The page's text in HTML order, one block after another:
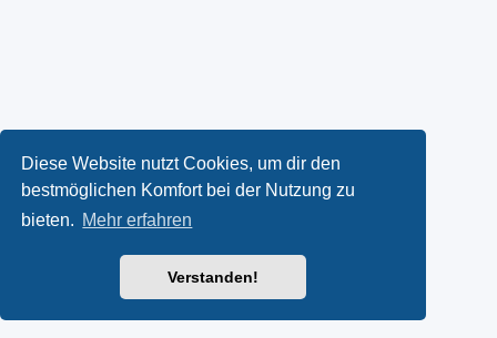
Diese Website nutzt Cookies, um dir den
bestmöglichen Komfort bei der Nutzung zu
bieten. Mehr erfahren
Verstanden!